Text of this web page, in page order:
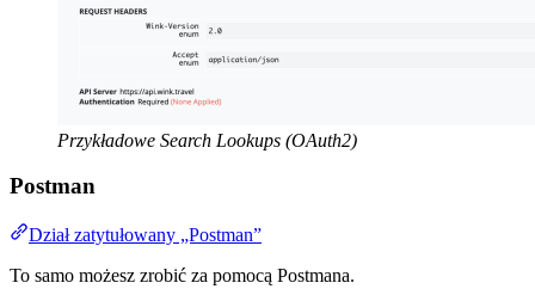
Przykładowe Search Lookups (OAuth2)
Postman
Dział zatytułowany „Postman”
To samo możesz zrobić za pomocą Postmana.